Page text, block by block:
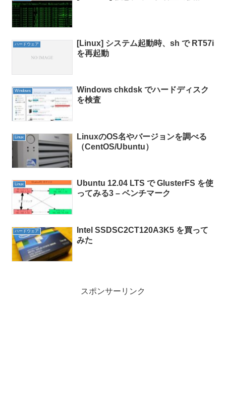
ハードウェア
[Linux] システム起動時、sh で RT57i
を再起動
Windows
Windows chkdsk でハードディスク
を検査
Linux
LinuxのOS名やバージョンを調べる
（CentOS/Ubuntu）
Linux
Ubuntu 12.04 LTS で GlusterFS を使
ってみる3 – ベンチマーク
ハードウェア
Intel SSDSC2CT120A3K5 を買って
みた
スポンサーリンク